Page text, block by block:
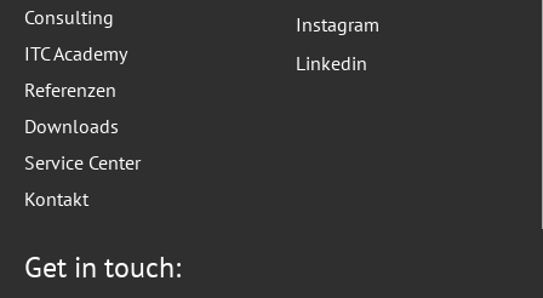
Consulting
ITC Academy
Referenzen
Downloads
Service Center
Kontakt
Instagram
Linkedin
Get in touch: